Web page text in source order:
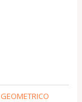
GEOMETRICO